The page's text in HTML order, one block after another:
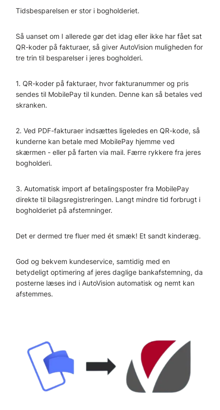
Tidsbesparelsen er stor i bogholderiet.
Så uanset om I allerede gør det idag eller ikke har fået sat
QR-koder på fakturaer, så giver AutoVision muligheden for
tre trin til besparelser i jeres bogholderi.
1. QR-koder på fakturaer, hvor fakturanummer og pris
sendes til MobilePay til kunden. Denne kan så betales ved
skranken.
2. Ved PDF-fakturaer indsættes ligeledes en QR-kode, så
kunderne kan betale med MobilePay hjemme ved
skærmen - eller på farten via mail. Færre rykkere fra jeres
bogholderi.
3. Automatisk import af betalingsposter fra MobilePay
direkte til bilagsregistreringen. Langt mindre tid forbrugt i
bogholderiet på afstemninger.
Det er dermed tre fluer med ét smæk! Et sandt kinderæg.
God og bekvem kundeservice, samtidig med en
betydeligt optimering af jeres daglige bankafstemning, da
posterne læses ind i AutoVision automatisk og nemt kan
afstemmes.